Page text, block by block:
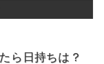
ら日持ちは？